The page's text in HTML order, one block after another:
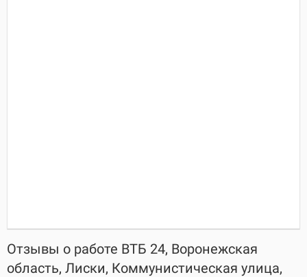
Отзывы о работе ВТБ 24, Воронежская
область, Лиски, Коммунистическая улица,